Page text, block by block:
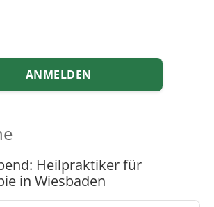
ANMELDEN
Heilpraktiker für
in Wiesbaden